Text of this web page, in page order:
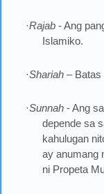
·Rajab - Ang
Islamiko.
·Shariah – Batas
·Sunnah - Ang
depende sa
kahulugan
ay anumang
ni Propeta